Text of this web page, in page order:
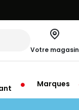
Votre magasin
à 10:00 Marques